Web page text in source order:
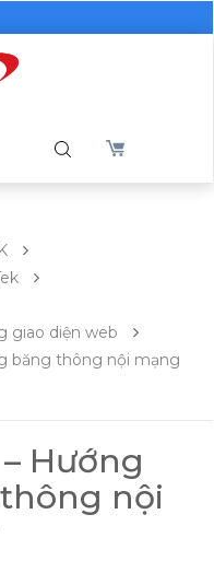
giao diện web
băng thông nội mạng
Hướng
nội